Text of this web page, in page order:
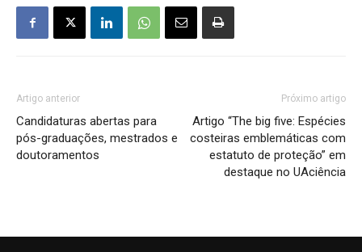
Artigo anterior
Candidaturas abertas para
pós-graduações, mestrados e
doutoramentos
Próximo artigo
Artigo “The big five: Espécies
costeiras emblemáticas com
estatuto de proteção” em
destaque no UAciência